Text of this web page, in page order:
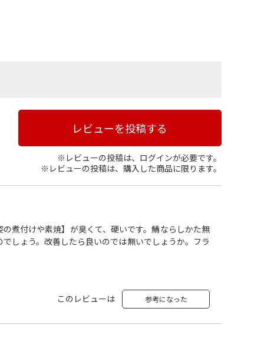
レビューを投稿する
※レビューの投稿は、ログインが必要です。
※レビューの投稿は、購入した商品に限ります。
煮付けや素焼】が臭くて、硬いです。鯖ならしかた無
しょう。改善したら良いのでは無いでしょうか。フラ
このレビューは 参考になった